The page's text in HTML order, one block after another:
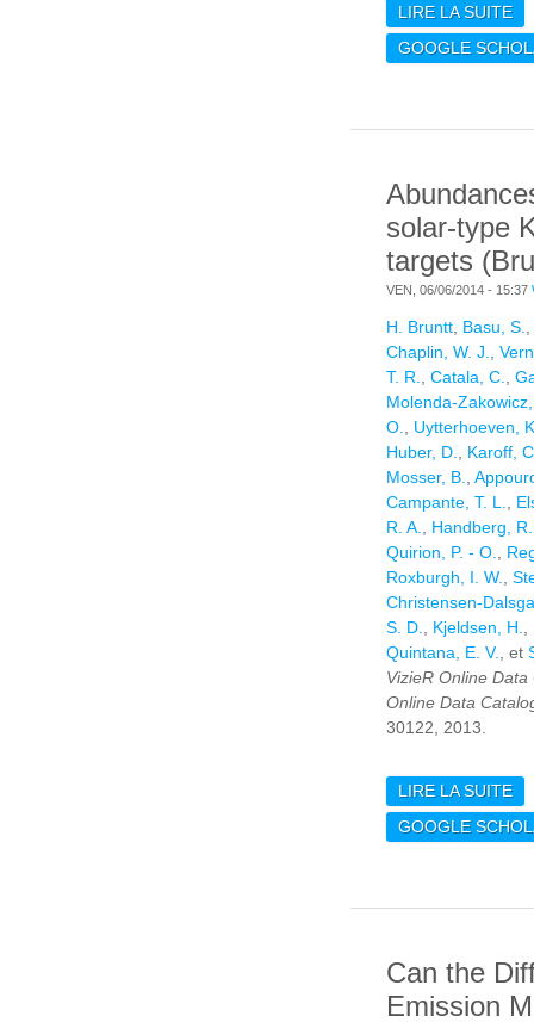
LIRE LA SUITE
GOOGLE
solar-type
targets
VEN, 06/06/2014 - 15:37
H. Bruntt Basu, S.
Chaplin, W. J.
T. R.
Catala, C.
Molenda-
O.
Uytterhoeven,
Huber, D.
Karoff,
Mosser, B.
Campante, T. L.
R. A.
Handberg, R.
Quirion, P. - O.
Roxburgh, I. W.
Christensen-
S. D.
Kjeldsen, H.
Quintana, E. V.
, et
VizieR Online Data
Online Data
30122, 2013.
LIRE LA SUITE
GOOGLE
Can the
Emission